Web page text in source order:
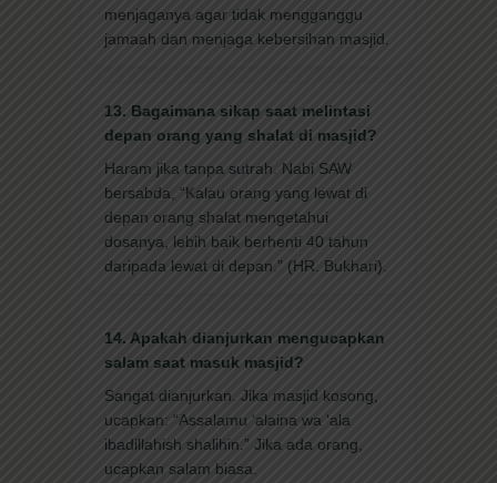
menjaganya agar tidak mengganggu
jamaah dan menjaga kebersihan masjid.
13. Bagaimana sikap saat melintasi
depan orang yang shalat di masjid?
Haram jika tanpa sutrah. Nabi SAW
bersabda, “Kalau orang yang lewat di
depan orang shalat mengetahui
dosanya, lebih baik berhenti 40 tahun
daripada lewat di depan.” (HR. Bukhari).
14. Apakah dianjurkan mengucapkan
salam saat masuk masjid?
Sangat dianjurkan. Jika masjid kosong,
ucapkan: “Assalamu ‘alaina wa ‘ala
ibadillahish shalihin.” Jika ada orang,
ucapkan salam biasa.